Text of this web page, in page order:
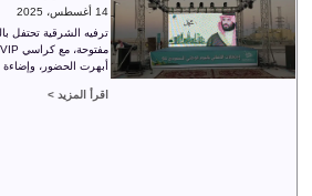
14 أغسطس، 2025
أبهرت الحضور،
اقرأ المزيد >